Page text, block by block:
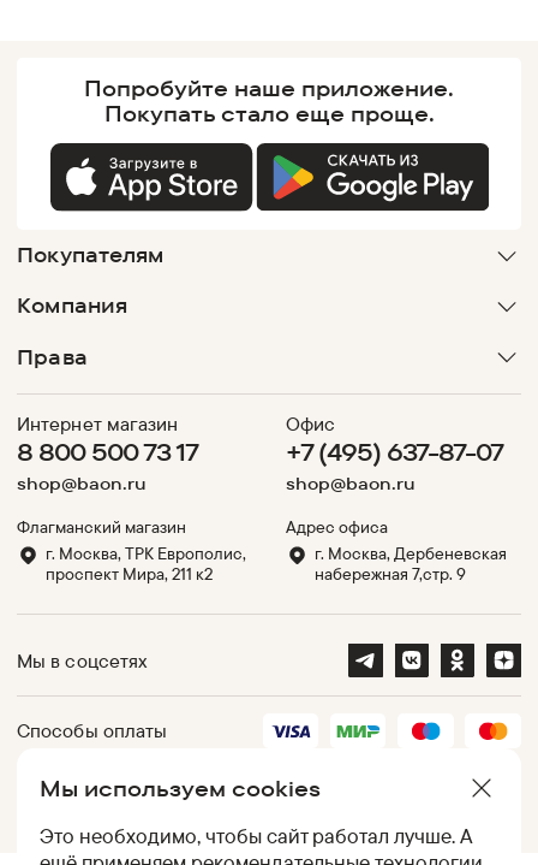
Мы используем cookies
Это необходимо, чтобы сайт работал лучше. А
Попробуйте наше приложение.
Покупатьстало еще проще.
Покупателям
Компания
Права
Интернет магазин
8 800 500 73 17
shop@baon.ru
Флагманский магазин
г. Москва, ТРК Европолис,
проспект Мира, 211 к2
Офис
+7 (495) 637-87-07
shop@baon.ru
Адрес офиса
г. Москва, Дербеневская
набережная 7,стр. 9
Мы в соцсетях
Способы оплаты
Партнеры